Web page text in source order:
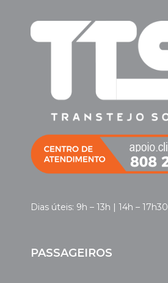
Dias úteis: 9h – 13h | 14h – 17h30
PASSAGEIROS